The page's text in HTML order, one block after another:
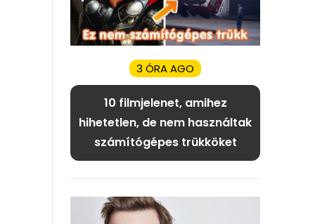
3 ÓRA AGO
10 filmjelenet, amihez
hihetetlen, de nem használtak
számítógépes trükköket